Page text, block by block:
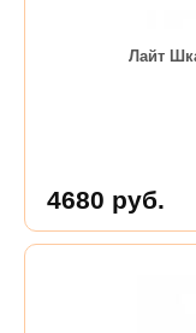
Лайт
4680 руб.